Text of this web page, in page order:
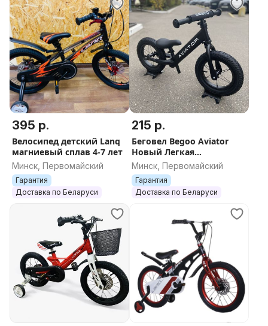
395 р.
Велосипед детский Lanq
магниевый сплав 4-7 лет
Минск, Первомайский
Гарантия
Доставка по Беларуси
215 р.
Беговел Begoo Aviator
Новый Легкая
Алюминиевая рама
Минск, Первомайский
Гарантия
Доставка по Беларуси